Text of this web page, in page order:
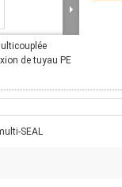
de tuyau PE
SEAL